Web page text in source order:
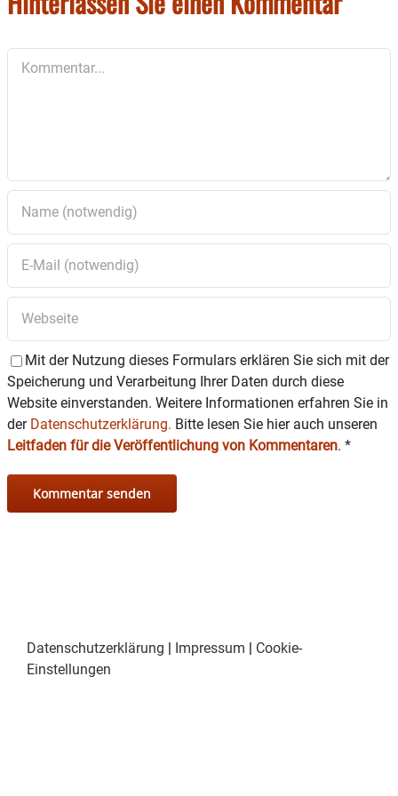
– Anfragen aus dem Gemeinderat
Mit der Nutzung dieses Formulars erklären Sie sich mit der
Speicherung und Verarbeitung Ihrer Daten durch diese
Website einverstanden. Weitere Informationen erfahren Sie in
der Datenschutzerklärung. Bitte lesen Sie hier auch unseren
Leitfaden für die Veröffentlichung von Kommentaren. *
Datenschutzerklärung | Impressum | Cookie-
Einstellungen